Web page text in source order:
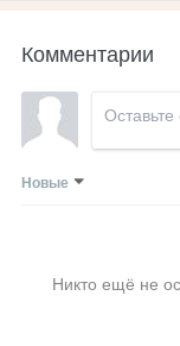
Комментарии
Новые
Никто ещё не